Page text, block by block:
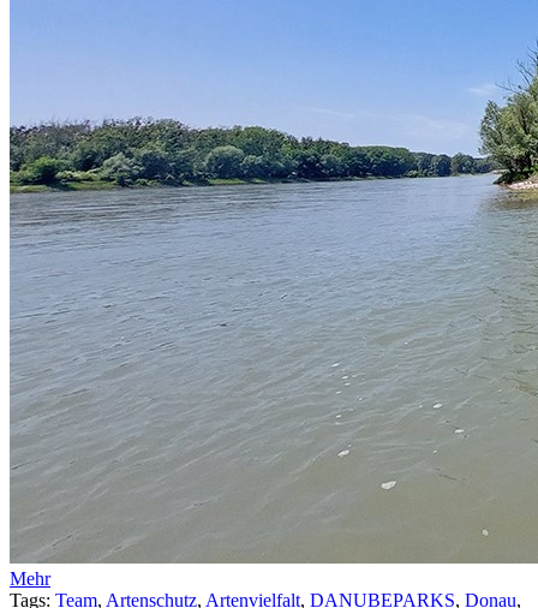
Mehr
Tags: Team, Artenschutz, Artenvielfalt, DANUBEPARKS, Donau,